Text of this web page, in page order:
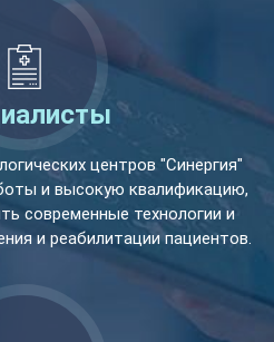
центров "Синергия"
и высокую квалификацию,
современные технологии и
и реабилитации пациентов.